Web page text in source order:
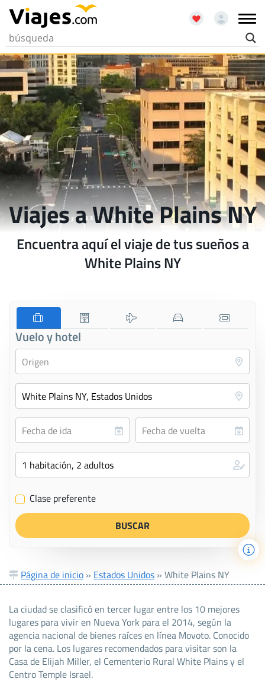
Viajes a White Plains NY
Encuentra aquí el viaje de tus sueños a
White Plains NY
Vuelo y hotel
✔ Clase preferente
Página de inicio » Estados Unidos » White Plains NY
La ciudad se clasificó en tercer lugar entre los 10 mejores
lugares para vivir en Nueva York para el 2014, según la
agencia nacional de bienes raíces en línea Movoto. Conocido
por la cena. Los lugares recomendados para visitar son la
Casa de Elijah Miller, el Cementerio Rural White Plains y el
Centro Temple Israel.